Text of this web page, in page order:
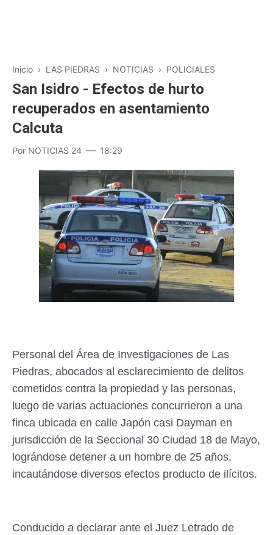
Inicio › LAS PIEDRAS › NOTICIAS › POLICIALES
San Isidro - Efectos de hurto
recuperados en asentamiento
Calcuta
Por NOTICIAS 24 18:29
Personal del Área de Investigaciones de Las
Piedras, abocados al esclarecimiento de delitos
cometidos contra la propiedad y las personas,
luego de varias actuaciones concurrieron a una
finca ubicada en calle Japón casi Dayman en
jurisdicción de la Seccional 30 Ciudad 18 de Mayo,
lográndose detener a un hombre de 25 años,
incautándose diversos efectos producto de ilícitos.
Conducido a declarar ante el Juez Letrado de